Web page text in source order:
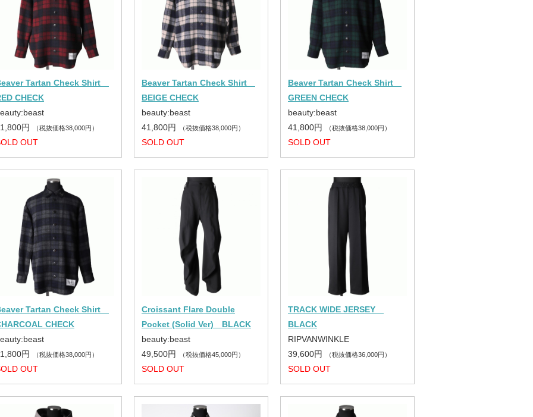
Tartan Check Shirt
CHECK
円
（税抜価格38,000円）
OUT
Beaver Tartan Check Shirt
BEIGE CHECK
beauty:beast
41,800円
（税抜価格38,000円）
SOLD OUT
Beaver Tartan Check Shirt
GREEN CHECK
beauty:beast
41,800円
（税抜価格38,000円）
SOLD OUT
Tartan Check Shirt
CHECK
円
（税抜価格38,000円）
OUT
Croissant Flare Double
Pocket (Solid Ver) BLACK
beauty:beast
49,500円
（税抜価格45,000円）
SOLD OUT
TRACK WIDE JERSEY
BLACK
RIPVANWINKLE
39,600円
（税抜価格36,000円）
SOLD OUT